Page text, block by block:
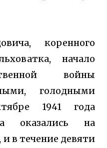
коренного
начало
войны
голодными
1941 года
оказались на
и в течение девяти